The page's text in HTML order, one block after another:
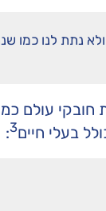
נתת לנו כמו
חובקי עולם
בעלי חיים3
: